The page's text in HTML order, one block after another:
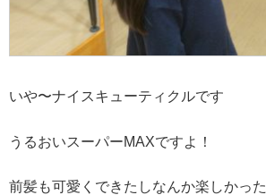
いや〜ナイスキューティクルです
うるおいスーパーMAXですよ！
前髪も可愛くできたしなんか楽しかっ